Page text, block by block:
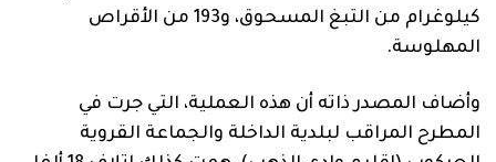
كيلوغرام من التبغ المسحوق، و193 من الأقراص
المهلوسة.
وأضاف المصدر ذاته أن هذه العملية، التي جرت في
المطرح المراقب لبلدية الداخلة والجماعة القروية